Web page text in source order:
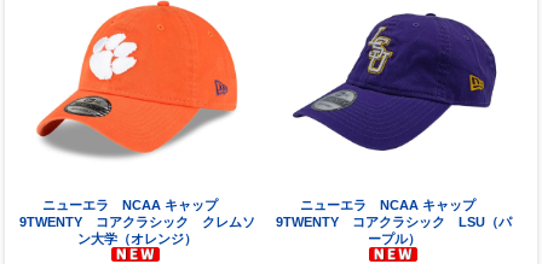
ニューエラ NCAA キャップ
9TWENTY コアクラシック クレムソ
ン大学（オレンジ）
ニューエラ NCAA キャップ
9TWENTY コアクラシック LSU（パ
ープル）